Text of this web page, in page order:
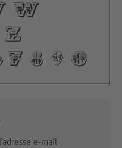
e-mail